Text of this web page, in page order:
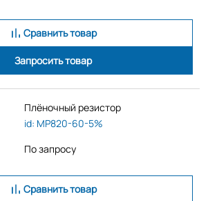
Сравнить товар
Запросить товар
Плёночный резистор
id: MP820-60-5%
По запросу
Сравнить товар